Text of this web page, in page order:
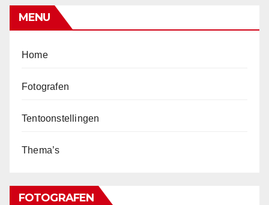
MENU
Home
Fotografen
Tentoonstellingen
Thema’s
FOTOGRAFEN